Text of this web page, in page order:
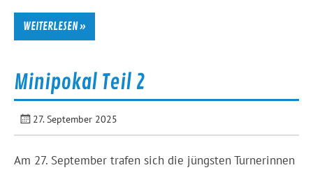
WEITERLESEN »
Minipokal Teil 2
27. September 2025
Am 27. September trafen sich die jüngsten Turnerinnen